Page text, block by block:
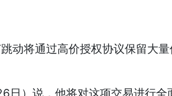
动将通过高价授权协议保留大